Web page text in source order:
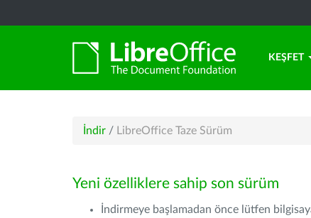
KEŞFET
İndir / LibreOffice Taze Sürüm
Yeni özelliklere sahip son sürüm
İndirmeye başlamadan önce lütfen